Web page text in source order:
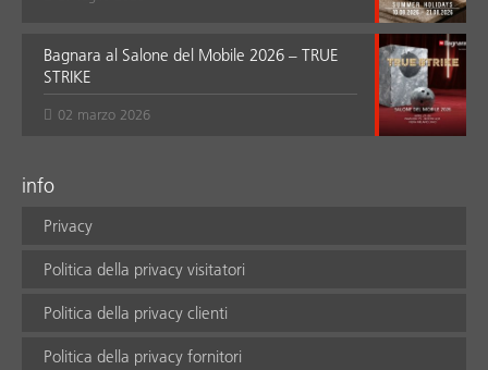
Bagnara al Salone del Mobile 2026 – TRUE
STRIKE
02 marzo 2026
info
Privacy
Politica della privacy visitatori
Politica della privacy clienti
Politica della privacy fornitori